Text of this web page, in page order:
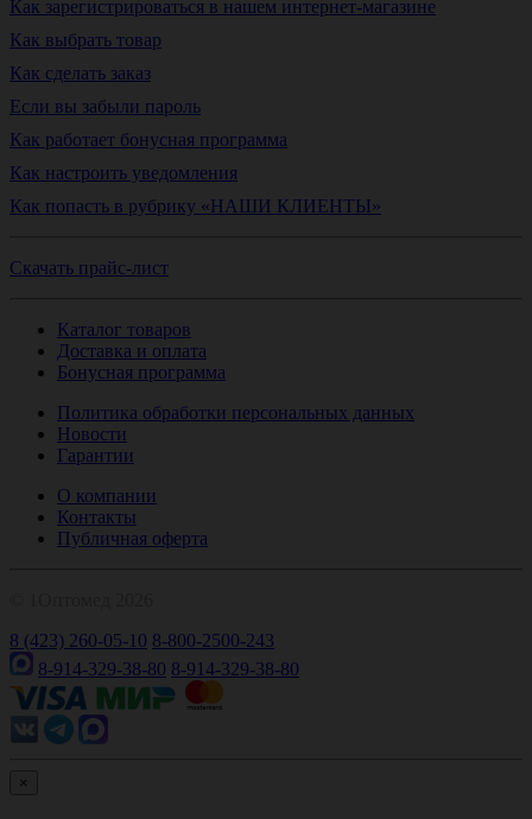
Как зарегистрироваться в нашем интернет-магазине
Как выбрать товар
Как сделать заказ
Если вы забыли пароль
Как работает бонусная программа
Как настроить уведомления
Как попасть в рубрику «НАШИ КЛИЕНТЫ»
Скачать прайс-лист
Каталог товаров
Доставка и оплата
Бонусная программа
Политика обработки персональных данных
Новости
Гарантии
О компании
Контакты
Публичная оферта
8 (423) 260-05-10 8-800-2500-243
8-914-329-38-80 8-914-329-38-80
×